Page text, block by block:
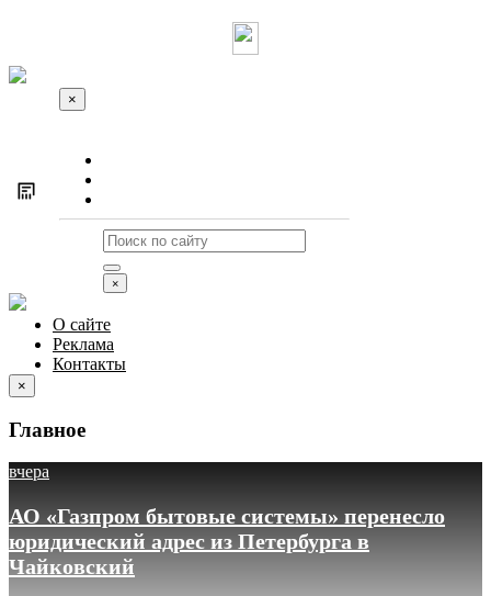
×
×
О сайте
Реклама
Контакты
×
Главное
вчера
АО «Газпром бытовые системы» перенесло
юридический адрес из Петербурга в
Чайковский